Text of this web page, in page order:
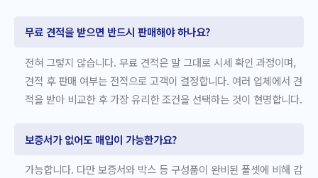
무료 견적을 받으면 반드시 판매해야 하나요?
전혀 그렇지 않습니다. 무료 견적은 말 그대로 시세 확인 과정이며,
견적 후 판매 여부는 전적으로 고객이 결정합니다. 여러 업체에서 견
적을 받아 비교한 후 가장 유리한 조건을 선택하는 것이 현명합니다.
보증서가 없어도 매입이 가능한가요?
가능합니다. 다만 보증서와 박스 등 구성품이 완비된 풀셋에 비해 감